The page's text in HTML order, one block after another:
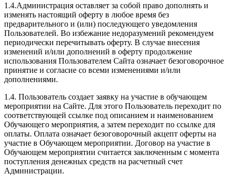
1.4.Администрация оставляет за собой право дополнять и
изменять настоящий оферту в любое время без
предварительного и (или) последующего уведомления
Пользователей. Во избежание недоразумений рекомендуем
периодически перечитывать оферту. В случае внесения
изменений и/или дополнений в оферту продолжение
использования Пользователем Сайта означает безоговорочное
принятие и согласие со всеми изменениями и/или
дополнениями.
1.4. Пользователь создает заявку на участие в обучающем
мероприятии на Сайте. Для этого Пользователь переходит по
соответствующей ссылке под описанием и наименованием
Обучающего мероприятия, а затем переходит по ссылке для
оплаты. Оплата означает безоговорочный акцепт оферты на
участие в Обучающем мероприятии. Договор на участие в
Обучающем мероприятии считается заключенным с момента
поступления денежных средств на расчетный счет
Администрации.